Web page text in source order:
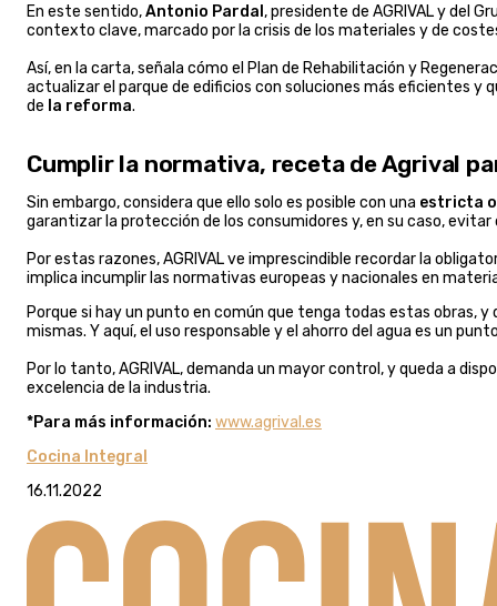
En este sentido,Antonio Pardal , presidente de AGRIVAL y del
contexto clave, marcado por la crisis de los materiales y de
Así, en la carta, señala cómo el Plan de Rehabilitación y
actualizar el parque de edificios con soluciones más eficientes y
de la reforma.
Cumplir la normativa, receta de Agrival
Sin embargo, considera que ello solo es posible con una estricta
garantizar la protección de los consumidores y, en su caso,
Por estas razones, AGRIVAL ve imprescindible recordar la
implica incumplir las normativas europeas y nacionales en
Porque si hay un punto en común que tenga todas estas obras,
mismas. Y aquí, el uso responsable y el ahorro del agua es un
Por lo tanto, AGRIVAL, demanda un mayor control, y queda a
excelencia de la industria.
*Para más información: www.agrival.es
Cocina Integral
16.11.2022